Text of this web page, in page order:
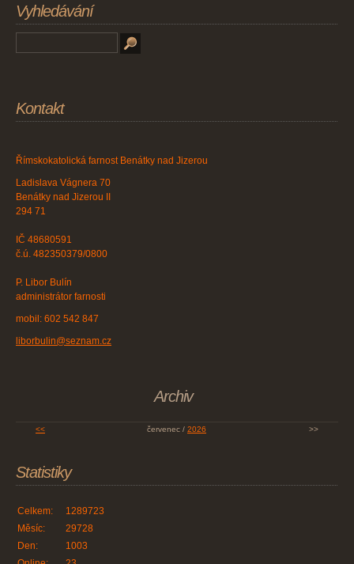
Vyhledávání
Kontakt
Římskokatolická farnost Benátky nad Jizerou
Ladislava Vágnera 70
Benátky nad Jizerou II
294 71
IČ 48680591
č.ú. 482350379/0800
P. Libor Bulín
administrátor farnosti
mobil: 602 542 847
liborbulin@seznam.cz
Archiv
<< červenec / 2026 >>
Statistiky
Celkem:
1289723
Měsíc:
29728
Den:
1003